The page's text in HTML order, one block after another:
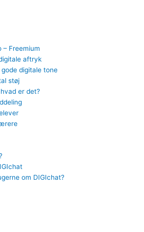
– Freemium
aftryk
gode digitale tone
støj
er det?
om DIGIchat?